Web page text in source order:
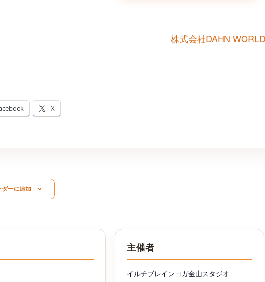
株式会社DAHN
X
ダーに追加
主催者
イルチブレインヨガ金山スタジオ